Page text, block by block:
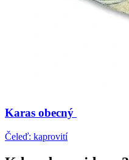
Karas obecný
Čeleď: kaprovití